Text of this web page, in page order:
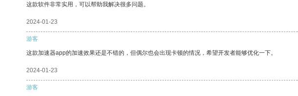
这款软件非常实用，可以帮助我解决很多问题。
2024-01-23
游客
这款加速器app的加速效果还是不错的，但偶尔也会出现卡顿的情况，希望开发者能够优化一下。
2024-01-23
游客